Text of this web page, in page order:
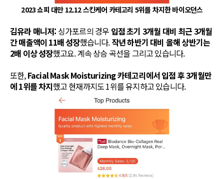
2023 쇼피 대만 12.12 스킨케어 카테고리 5위를 차지한 바이오던스
김유라 매니저: 싱가포르의 경우 입점 초기 3개월 대비 최근 3개월
간 매출액이 11배 성장했습니다.작년 하반기 대비 올해 상반기는
2배 이상 성장했고요. 계속 상승 곡선을 그리고 있습니다.
또한,Facial Mask Moisturizing 카테고리에서 입점 후 3개월만
에 1위를 차지했고 현재까지도 1위를 유지하고 있습니다.